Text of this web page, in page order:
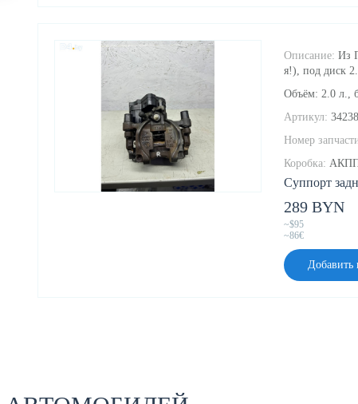
Суппорт
Описание: Из
я!), под диск
Объём: 2.0 л.,
Артикул:
Номер
Коробка:
289 BYN
~$95
~86€
Добавить